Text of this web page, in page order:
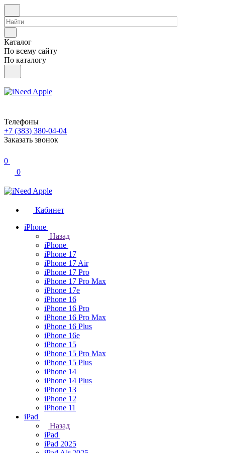
Каталог
По всему сайту
По каталогу
Телефоны
+7 (383) 380-04-04
Заказать звонок
0
0
Кабинет
iPhone
Назад
iPhone
iPhone 17
iPhone 17 Air
iPhone 17 Pro
iPhone 17 Pro Max
iPhone 17e
iPhone 16
iPhone 16 Pro
iPhone 16 Pro Max
iPhone 16 Plus
iPhone 16e
iPhone 15
iPhone 15 Pro Max
iPhone 15 Plus
iPhone 14
iPhone 14 Plus
iPhone 13
iPhone 12
iPhone 11
iPad
Назад
iPad
iPad 2025